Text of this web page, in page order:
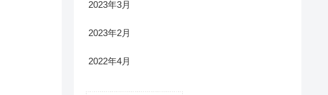
2023年3月
2023年2月
2022年4月